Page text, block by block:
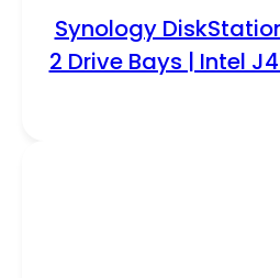
Synology
2 Drive Bays | Intel